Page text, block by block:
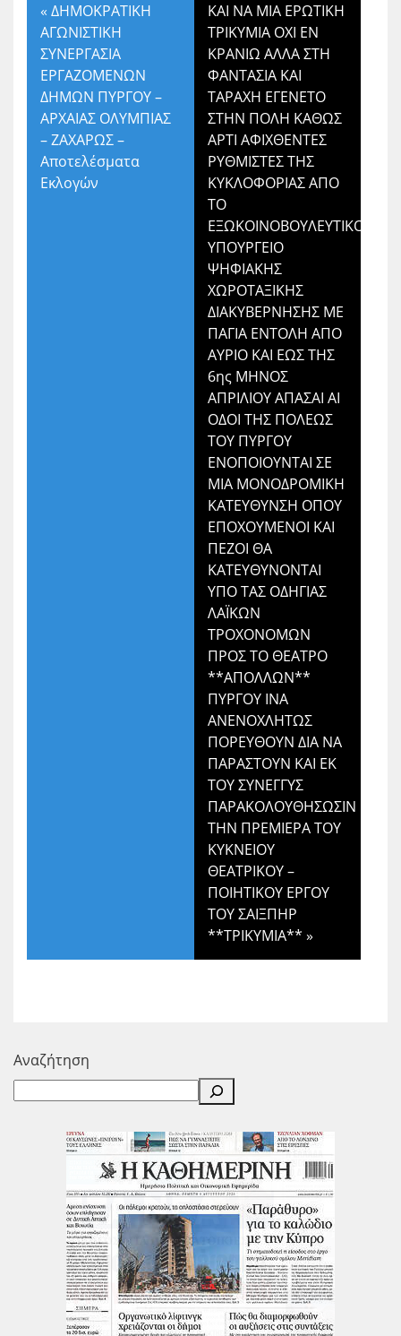
« ΔΗΜΟΚΡΑΤΙΚΗ
ΑΓΩΝΙΣΤΙΚΗ
ΣΥΝΕΡΓΑΣΙΑ
ΕΡΓΑΖΟΜΕΝΩΝ
ΔΗΜΩΝ ΠΥΡΓΟΥ –
ΑΡΧΑΙΑΣ ΟΛΥΜΠΙΑΣ
– ΖΑΧΑΡΩΣ –
Αποτελέσματα
Εκλογών
ΚΑΙ ΝΑ ΜΙΑ ΕΡΩΤΙΚΗ
ΤΡΙΚΥΜΙΑ ΟΧΙ ΕΝ
ΚΡΑΝΙΩ ΑΛΛΑ ΣΤΗ
ΦΑΝΤΑΣΙΑ ΚΑΙ
ΤΑΡΑΧΗ ΕΓΕΝΕΤΟ
ΣΤΗΝ ΠΟΛΗ ΚΑΘΩΣ
ΑΡΤΙ ΑΦΙΧΘΕΝΤΕΣ
ΡΥΘΜΙΣΤΕΣ ΤΗΣ
ΚΥΚΛΟΦΟΡΙΑΣ ΑΠΟ
ΤΟ
ΕΞΩΚΟΙΝΟΒΟΥΛΕΥΤΙΚΟ
ΥΠΟΥΡΓΕΙΟ
ΨΗΦΙΑΚΗΣ
ΧΩΡΟΤΑΞΙΚΗΣ
ΔΙΑΚΥΒΕΡΝΗΣΗΣ ΜΕ
ΠΑΓΙΑ ΕΝΤΟΛΗ ΑΠΟ
ΑΥΡΙΟ ΚΑΙ ΕΩΣ ΤΗΣ
6ης ΜΗΝΟΣ
ΑΠΡΙΛΙΟΥ ΑΠΑΣΑΙ ΑΙ
ΟΔΟΙ ΤΗΣ ΠΟΛΕΩΣ
ΤΟΥ ΠΥΡΓΟΥ
ΕΝΟΠΟΙΟΥΝΤΑΙ ΣΕ
ΜΙΑ ΜΟΝΟΔΡΟΜΙΚΗ
ΚΑΤΕΥΘΥΝΣΗ ΟΠΟΥ
ΕΠΟΧΟΥΜΕΝΟΙ ΚΑΙ
ΠΕΖΟΙ ΘΑ
ΚΑΤΕΥΘΥΝΟΝΤΑΙ
ΥΠΟ ΤΑΣ ΟΔΗΓΙΑΣ
ΛΑΪΚΩΝ
ΤΡΟΧΟΝΟΜΩΝ
ΠΡΟΣ ΤΟ ΘΕΑΤΡΟ
**ΑΠΟΛΛΩΝ**
ΠΥΡΓΟΥ ΙΝΑ
ΑΝΕΝΟΧΛΗΤΩΣ
ΠΟΡΕΥΘΟΥΝ ΔΙΑ ΝΑ
ΠΑΡΑΣΤΟΥΝ ΚΑΙ ΕΚ
ΤΟΥ ΣΥΝΕΓΓΥΣ
ΠΑΡΑΚΟΛΟΥΘΗΣΩΣΙΝ
ΤΗΝ ΠΡΕΜΙΕΡΑ ΤΟΥ
ΚΥΚΝΕΙΟΥ
ΘΕΑΤΡΙΚΟΥ –
ΠΟΙΗΤΙΚΟΥ ΕΡΓΟΥ
ΤΟΥ ΣΑΙΞΠΗΡ
**ΤΡΙΚΥΜΙΑ** »
Αναζήτηση